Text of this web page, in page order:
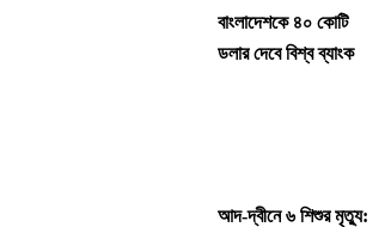
বাংলাদেশকে ৪০ কোটি
ডলার দেবে বিশ্ব ব্যাংক
আদ-দ্বীনে ৬ শিশুর মৃত্যু: